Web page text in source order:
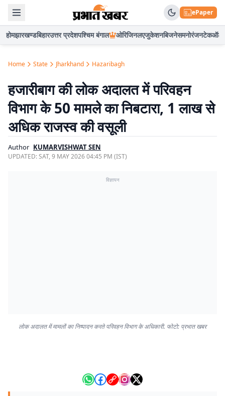
ePaper
होमझारखण्डबिहारउत्तर प्रदेशपश्चिम बंगाल ओरिजिनलएजुकेशनबिजनेसमनोरंजनटेकऑटो
Home State Jharkhand Hazaribagh
हजारीबाग की लोक अदालत में परिवहन
विभाग के 50 मामले का निबटारा, 1 लाख से
अधिक राजस्व की वसूली
Author KUMARVISHWAT SEN
UPDATED:SAT, 9 MAY 2026 04:45 PM (IST)
विज्ञापन
लोक अदालत में मामलों का निष्पादन करते परिवहन विभाग के अधिकारी. फोटो: प्रभात खबर